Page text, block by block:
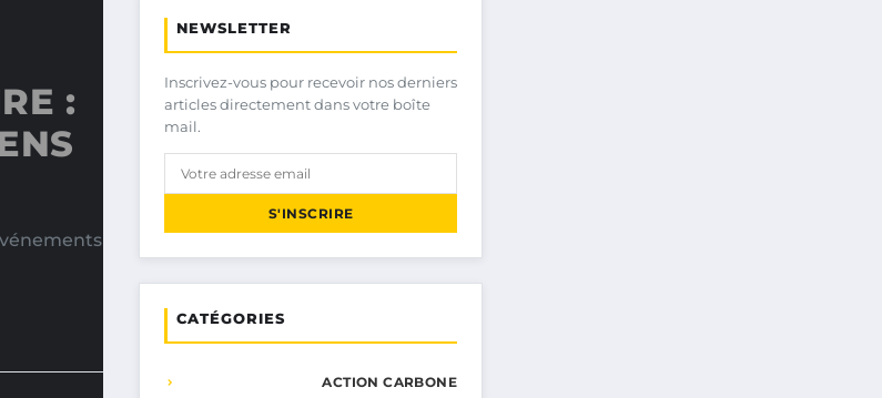
:
NEWSLETTER
Inscrivez-vous pour recevoir nos derniers
articles directement dans votre boîte
mail.
S'INSCRIRE
CATÉGORIES
ACTION CARBONE